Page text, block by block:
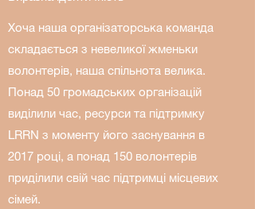
Хоча наша організаторська команда
складається з невеликої жменьки
волонтерів, наша спільнота велика.
Понад 50 громадських організацій
виділили час, ресурси та підтримку
LRRN з моменту його заснування в
2017 році, а понад 150 волонтерів
приділили свій час підтримці місцевих
сімей.